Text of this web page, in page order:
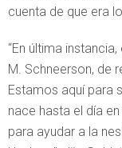
cuenta de que era
“En última
M. Schneerson, de
Estamos aquí para
nace hasta el día
para ayudar a la